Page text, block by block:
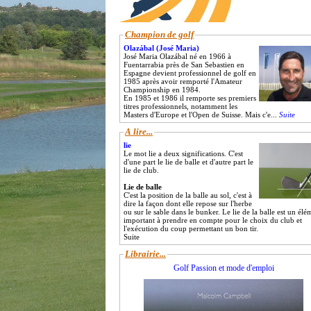
Champion de golf
Olazábal (José Maria)
José Maria Olazábal né en 1966 à
Fuentarrabia près de San Sebastien en
Espagne devient professionnel de golf en
1985 après avoir remporté l'Amateur
Championship en 1984.
En 1985 et 1986 il remporte ses premiers
titres professionnels, notamment les
Masters d'Europe et l'Open de Suisse. Mais c'e... Suite
A lire...
lie
Le mot lie a deux significations. C'est
d'une part le lie de balle et d'autre part le
lie de club.
Lie de balle
C'est la position de la balle au sol, c'est à
dire la façon dont elle repose sur l'herbe
ou sur le sable dans le bunker. Le lie de la balle est un
important à prendre en compte pour le choix du club et
l'exécution du coup permettant un bon tir.
Suite
Librairie...
Golf Passion et mode d'emploi